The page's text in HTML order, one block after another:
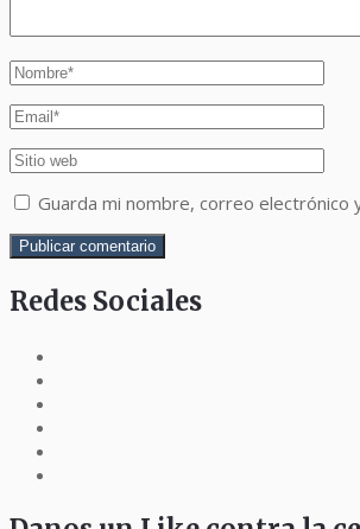
Guarda mi nombre, correo
Redes Sociales